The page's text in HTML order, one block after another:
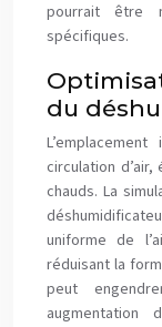
pourrait être
spécifiques.
du
circulation
chauds. La
uniforme de
réduisant la
peut